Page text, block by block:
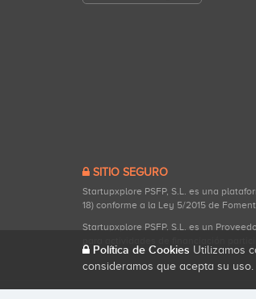
SITIO SEGURO
Startupxplore PSFP, S.L. es una
18) conforme a la Ley 5/2015 de
Startupxplore PSFP, S.L. es un
Política de Cookies Utilizamos
consideramos que acepta su uso.